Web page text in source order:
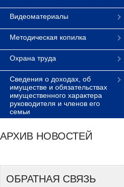
Видеоматериалы
Методическая копилка
Охрана труда
Сведения о доходах, об
имуществе и обязательствах
имущественного характера
руководителя и членов его
семьи
АРХИВ НОВОСТЕЙ
ОБРАТНАЯ СВЯЗЬ